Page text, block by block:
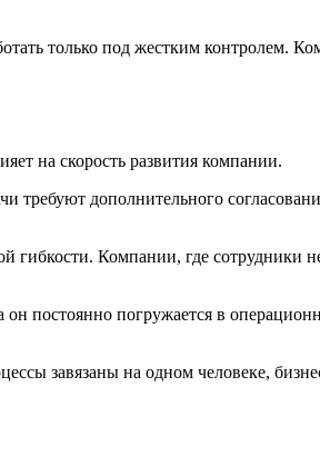
только под жестким контролем.
на скорость развития компании.
требуют дополнительного
Компании, где сотрудники
постоянно погружается в
завязаны на одном человеке,